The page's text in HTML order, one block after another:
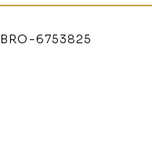
6753825